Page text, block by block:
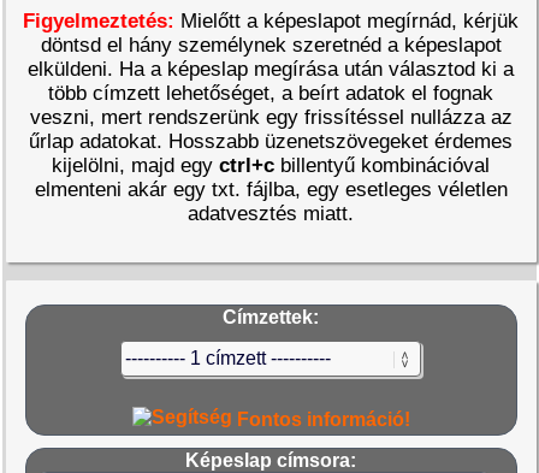
Figyelmeztetés: Mielőtt a képeslapot megírnád, kérjük
döntsd el hány személynek szeretnéd a képeslapot
elküldeni. Ha a képeslap megírása után választod ki a
több címzett lehetőséget, a beírt adatok el fognak
veszni, mert rendszerünk egy frissítéssel nullázza az
űrlap adatokat. Hosszabb üzenetszövegeket érdemes
kijelölni, majd egyctrl+c billentyű kombinációval
elmenteni akár egy txt. fájlba, egy esetleges véletlen
adatvesztés miatt.
Címzettek:
Fontos információ!
Képeslap címsora: